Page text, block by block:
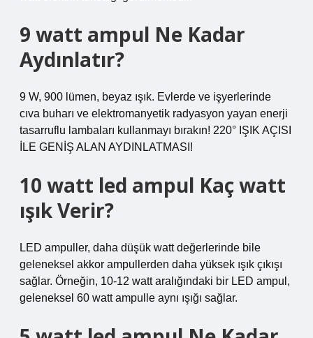
9 watt ampul Ne Kadar
Aydınlatır?
9 W, 900 lümen, beyaz ışık. Evlerde ve işyerlerinde
cıva buharı ve elektromanyetik radyasyon yayan enerji
tasarruflu lambaları kullanmayı bırakın! 220° IŞIK AÇISI
İLE GENİŞ ALAN AYDINLATMASI!
10 watt led ampul Kaç watt
ışık Verir?
LED ampuller, daha düşük watt değerlerinde bile
geleneksel akkor ampullerden daha yüksek ışık çıkışı
sağlar. Örneğin, 10-12 watt aralığındaki bir LED ampul,
geleneksel 60 watt ampulle aynı ışığı sağlar.